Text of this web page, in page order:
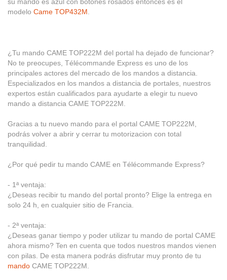
su mando es azul con botones rosados entonces es el
modelo Came TOP432M.
¿Tu mando CAME TOP222M del portal ha dejado de funcionar?
No te preocupes, Télécommande Express es uno de los
principales actores del mercado de los mandos a distancia.
Especializados en los mandos a distancia de portales, nuestros
expertos están cualificados para ayudarte a elegir tu nuevo
mando a distancia CAME TOP222M.
Gracias a tu nuevo mando para el portal CAME TOP222M,
podrás volver a abrir y cerrar tu motorizacion con total
tranquilidad.
¿Por qué pedir tu mando CAME en Télécommande Express?
- 1ª ventaja:
¿Deseas recibir tu mando del portal pronto? Elige la entrega en
solo 24 h, en cualquier sitio de Francia.
- 2ª ventaja:
¿Deseas ganar tiempo y poder utilizar tu mando de portal CAME
ahora mismo? Ten en cuenta que todos nuestros mandos vienen
con pilas. De esta manera podrás disfrutar muy pronto de tu
mando CAME TOP222M.